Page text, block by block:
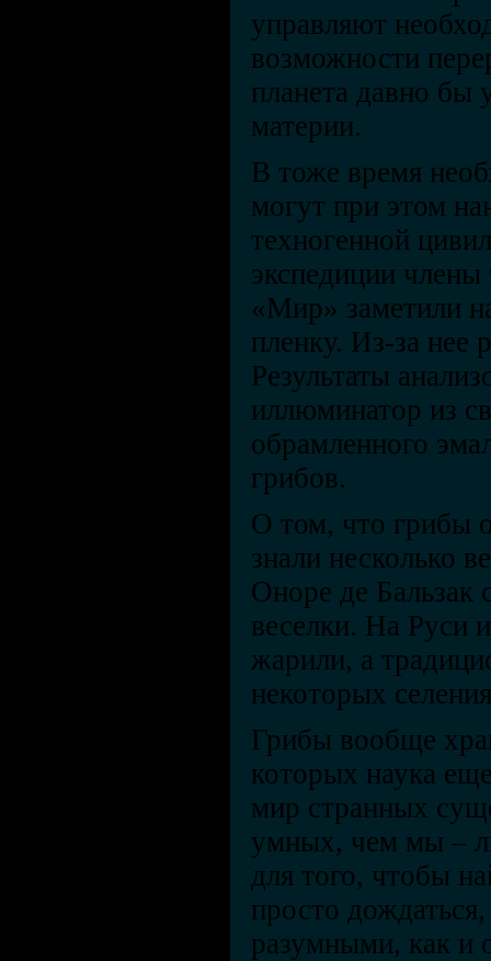
управляют
возможности
планета давно бы
материи.
В тоже время
могут при этом
техногенной
экспедиции
«Мир» заметили
пленку. Из-за нее
Результаты
иллюминатор из
обрамленного
грибов.
О том, что грибы
знали несколько
Оноре де Бальзак
веселки. На Руси
жарили, а
некоторых
Грибы вообще
которых наука
мир странных
умных, чем мы –
для того, чтобы
просто
разумными, как и